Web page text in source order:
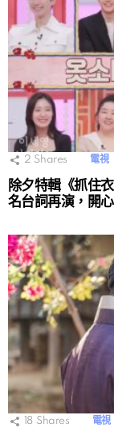
2 Shares 電視
除夕特輯《抓住
名台詞再演，開
18 Shares 電視